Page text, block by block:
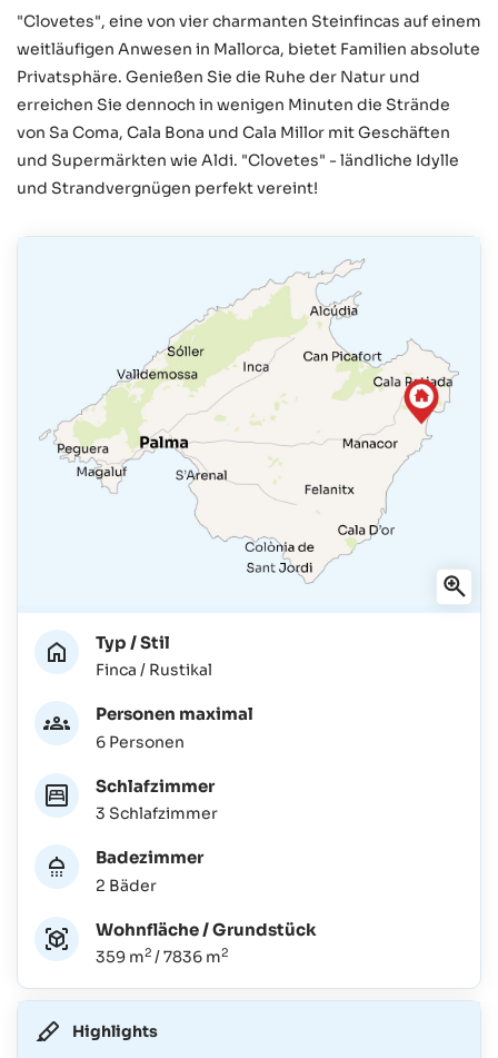
"Clovetes", eine von vier charmanten Steinfincas auf einem
weitläufigen Anwesen in Mallorca, bietet Familien absolute
Privatsphäre. Genießen Sie die Ruhe der Natur und
erreichen Sie dennoch in wenigen Minuten die Strände
von Sa Coma, Cala Bona und Cala Millor mit Geschäften
und Supermärkten wie Aldi. "Clovetes" - ländliche Idylle
und Strandvergnügen perfekt vereint!
Typ / Stil
Finca / Rustikal
Personen maximal
6 Personen
Schlafzimmer
3 Schlafzimmer
Badezimmer
2 Bäder
Wohnfläche / Grundstück
359 m2 / 7836 m2
Highlights